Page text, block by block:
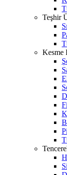
Teşhir
Kesme